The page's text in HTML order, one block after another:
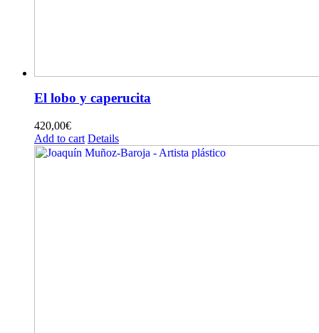
El lobo y caperucita
420,00€
Add to cart Details